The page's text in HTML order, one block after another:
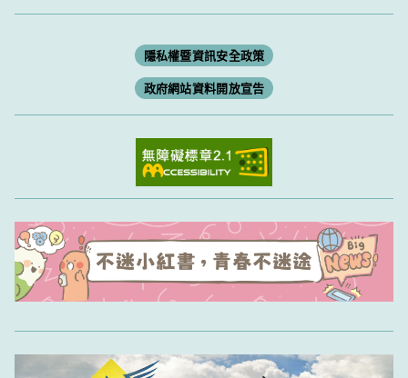
隱私權暨資訊安全政策
政府網站資料開放宣告